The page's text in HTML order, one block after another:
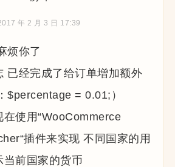
年 2 月 3 日 17:39
烦你了
已经完成了给订单增加额外
$percentage = 0.01;）
使用“WooCommerce
插件来实现 不同国家的用
当前国家的货币